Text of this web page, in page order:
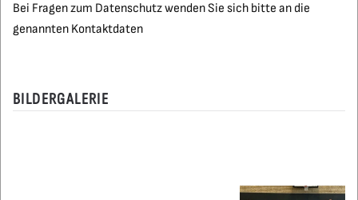
Bei Fragen zum Datenschutz wenden Sie sich bitte an die
genannten Kontaktdaten
BILDERGALERIE